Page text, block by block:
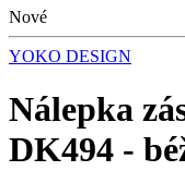
Nové
YOKO DESIGN
Nálepka
DK494 -